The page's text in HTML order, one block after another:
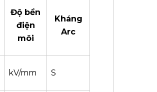
Độ bền
điện
môi
Kháng
Arc
kV/mm S